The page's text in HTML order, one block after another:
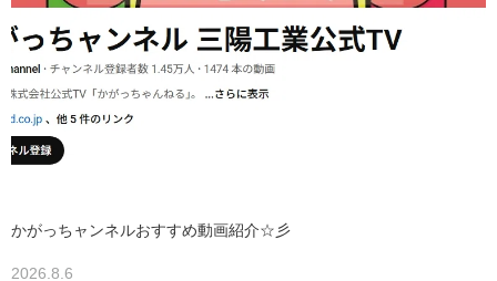
かがっちャンネルおすすめ動画紹介☆彡
2026.8.6